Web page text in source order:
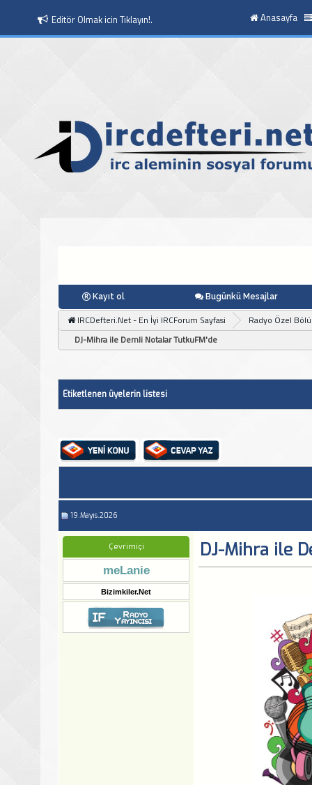
Editör Olmak icin Tıklayın!.
Moderatör Olmak icin Tıklayın!.
Anasayfa
Kayıt ol Bugünkü Mesajlar
IRCDefteri.Net - En İyi IRCForum Sayfasi
Radyo Özel
DJ-Mihra ile Demli Notalar TutkuFM'de
Etiketlenen üyelerin listesi
19.Mayıs.2026
Çevrimiçi
meLanie
Bizimkiler.Net
DJ-Mihra ile